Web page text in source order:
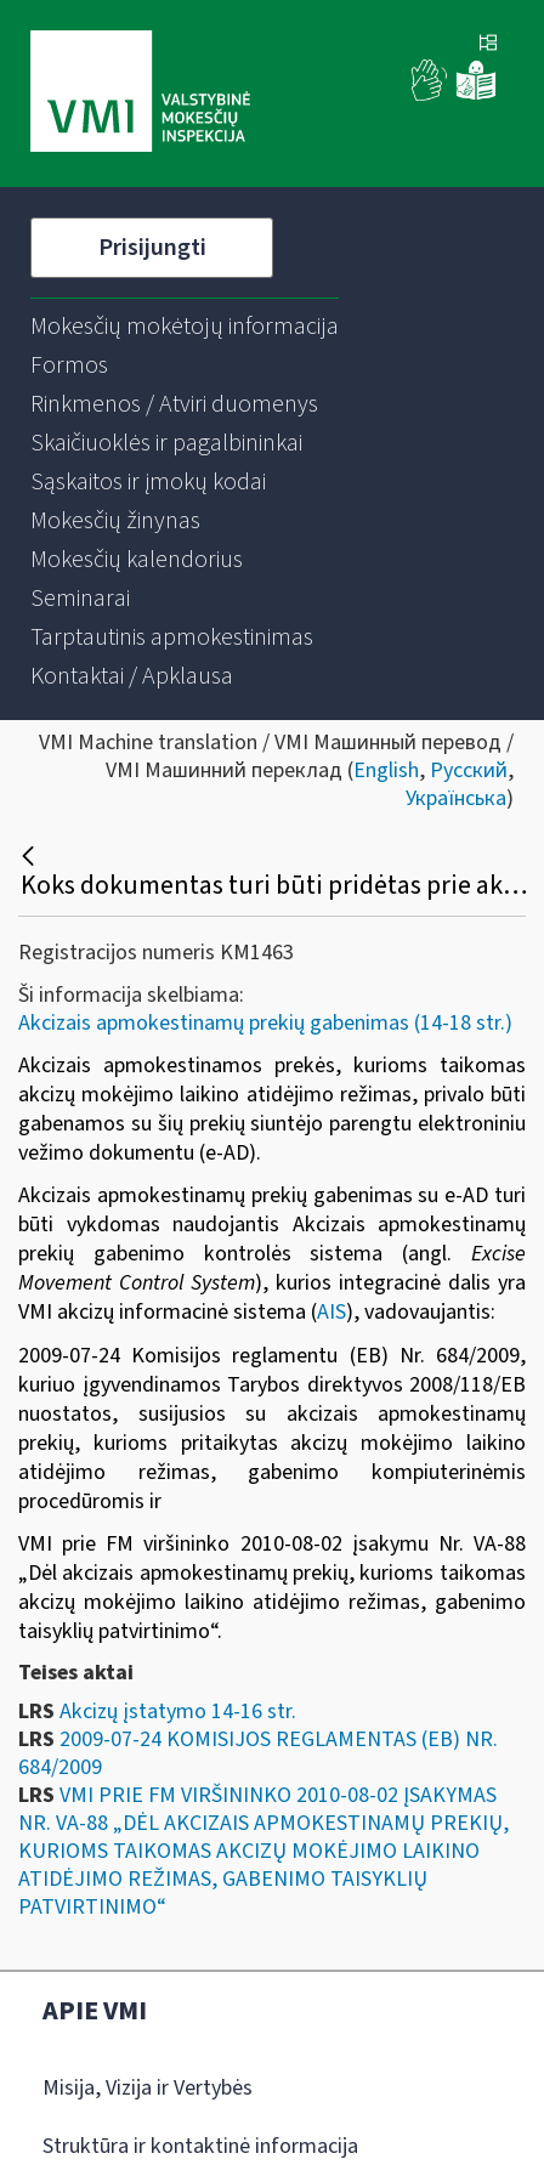
Prisijungti
Mokesčių mokėtojų informacija
Formos
Rinkmenos / Atviri duomenys
Skaičiuoklės ir pagalbininkai
Sąskaitos ir įmokų kodai
Mokesčių žinynas
Mokesčių kalendorius
Seminarai
Tarptautinis apmokestinimas
Kontaktai / Apklausa
VMI Machine translation / VMI Машинный перевод /
VMI Машинний переклад (English, Русский,
Українська)
Koks dokumentas turi būti pridėtas prie akcizais apmokestinamų prekių, gabenamų taikant akcizų mokėjimo laikino atidėjimo režimą?
Registracijos numeris KM1463
Ši informacija skelbiama:
Akcizais apmokestinamų prekių gabenimas (14-18 str.)
Akcizais apmokestinamos prekės, kurioms taikomas
akcizų mokėjimo laikino atidėjimo režimas, privalo būti
gabenamos su šių prekių siuntėjo parengtu elektroniniu
vežimo dokumentu (e-AD).
Akcizais apmokestinamų prekių gabenimas su e-AD turi
būti vykdomas naudojantis Akcizais apmokestinamų
prekių gabenimo kontrolės sistema (angl. Excise
Movement Control System), kurios integracinė dalis yra
VMI akcizų informacinė sistema (AIS), vadovaujantis:
2009-07-24 Komisijos reglamentu (EB) Nr. 684/2009,
kuriuo įgyvendinamos Tarybos direktyvos 2008/118/EB
nuostatos, susijusios su akcizais apmokestinamų
prekių, kurioms pritaikytas akcizų mokėjimo laikino
atidėjimo režimas, gabenimo kompiuterinėmis
procedūromis ir
VMI prie FM viršininko 2010-08-02 įsakymu Nr. VA-88
„Dėl akcizais apmokestinamų prekių, kurioms taikomas
akcizų mokėjimo laikino atidėjimo režimas, gabenimo
taisyklių patvirtinimo“.
Teises aktai
LRS Akcizų įstatymo 14-16 str.
LRS 2009-07-24 KOMISIJOS REGLAMENTAS (EB) NR.
684/2009
LRS VMI PRIE FM VIRŠININKO 2010-08-02 ĮSAKYMAS
NR. VA-88 „DĖL AKCIZAIS APMOKESTINAMŲ PREKIŲ,
KURIOMS TAIKOMAS AKCIZŲ MOKĖJIMO LAIKINO
ATIDĖJIMO REŽIMAS, GABENIMO TAISYKLIŲ
PATVIRTINIMO“
APIE VMI
Misija, Vizija ir Vertybės
Struktūra ir kontaktinė informacija